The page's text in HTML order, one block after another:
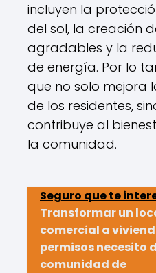
incluyen la
del sol, la creación
agradables y la
de energía. Por lo
que no solo mejora
de los residentes,
contribuye al
la comunidad.
Seguro que te
Transformar un
comercial a
permisos necesito
comunidad de